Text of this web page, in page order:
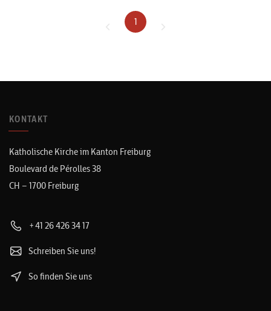
1
KONTAKT
Katholische Kirche im Kanton Freiburg
Boulevard de Pérolles 38
CH – 1700 Freiburg
+41 26 426 34 17
Schreiben Sie uns!
So finden Sie uns